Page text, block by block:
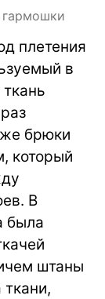
плетения
в
брюки
который
В
была
штаны